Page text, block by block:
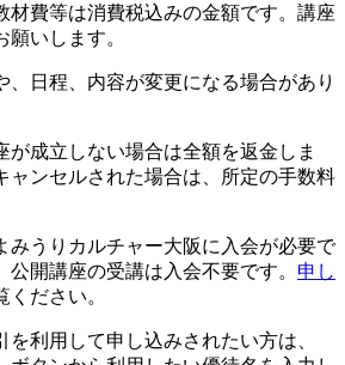
費等は消費税込みの金額です。講座
いします。
日程、内容が変更になる場合があり
成立しない場合は全額を返金しま
ャンセルされた場合は、所定の手数料
うりカルチャー大阪に入会が必要で
開講座の受講は入会不要です。 申し
ください。
利用して申し込みされたい方は、